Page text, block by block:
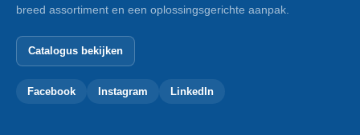
breed assortiment en een oplossingsgerichte aanpak.
Catalogus bekijken
Facebook Instagram LinkedIn